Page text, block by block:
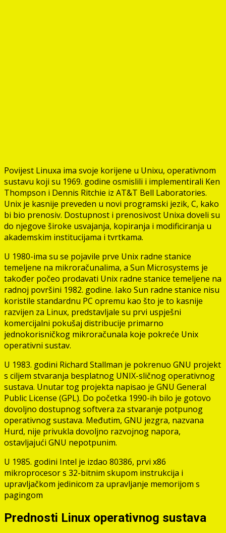
Povijest Linuxa ima svoje korijene u Unixu, operativnom
sustavu koji su 1969. godine osmislili i implementirali Ken
Thompson i Dennis Ritchie iz AT&T Bell Laboratories.
Unix je kasnije preveden u novi programski jezik, C, kako
bi bio prenosiv. Dostupnost i prenosivost Unixa doveli su
do njegove široke usvajanja, kopiranja i modificiranja u
akademskim institucijama i tvrtkama.
U 1980-ima su se pojavile prve Unix radne stanice
temeljene na mikroračunalima, a Sun Microsystems je
također počeo prodavati Unix radne stanice temeljene na
radnoj površini 1982. godine. Iako Sun radne stanice nisu
koristile standardnu PC opremu kao što je to kasnije
razvijen za Linux, predstavljale su prvi uspješni
komercijalni pokušaj distribucije primarno
jednokorisničkog mikroračunala koje pokreće Unix
operativni sustav.
U 1983. godini Richard Stallman je pokrenuo GNU projekt
s ciljem stvaranja besplatnog UNIX-sličnog operativnog
sustava. Unutar tog projekta napisao je GNU General
Public License (GPL). Do početka 1990-ih bilo je gotovo
dovoljno dostupnog softvera za stvaranje potpunog
operativnog sustava. Međutim, GNU jezgra, nazvana
Hurd, nije privukla dovoljno razvojnog napora,
ostavljajući GNU nepotpunim.
U 1985. godini Intel je izdao 80386, prvi x86
mikroprocesor s 32-bitnim skupom instrukcija i
upravljačkom jedinicom za upravljanje memorijom s
pagingom
Prednosti Linux operativnog sustava